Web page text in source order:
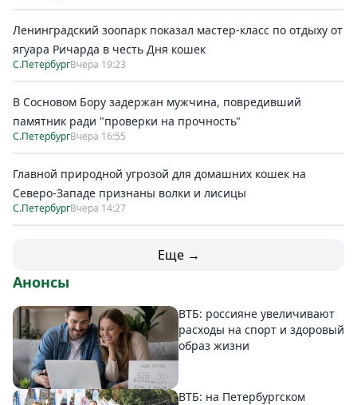
Ленинградский зоопарк показал мастер-класс по отдыху от
ягуара Ричарда в честь Дня кошек
С.ПетербургВчера 19:23
В Сосновом Бору задержан мужчина, повредивший
памятник ради "проверки на прочность"
С.ПетербургВчера 16:55
Главной природной угрозой для домашних кошек на
Северо-Западе признаны волки и лисицы
С.ПетербургВчера 14:27
Еще →
Анонсы
ВТБ: россияне увеличивают
расходы на спорт и здоровый
образ жизни
ВТБ: на Петербургском